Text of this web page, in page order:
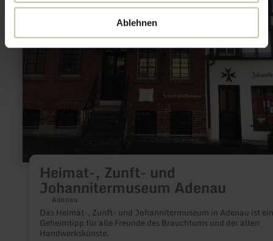
Ablehnen
Heimat-, Zunft- und
Johannitermuseum Adenau
Adenau
Das Heimat-, Zunft- und Johannitermuseum in Adenau ist ein
Geheimtipp für alle Freunde des Brauchtums und der alten
Handwerkskünste.
Johannitermuseum